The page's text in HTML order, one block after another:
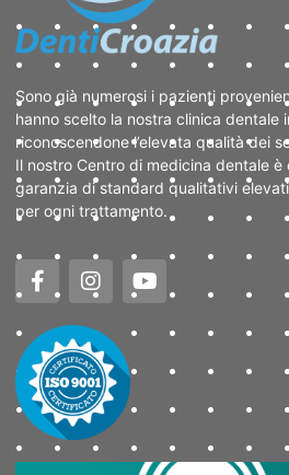
Sono già numerosi i pazienti
hanno scelto la nostra clinica dentale
riconoscendone l’elevata qualità dei
Il nostro Centro di medicina dentale è
garanzia di standard qualitativi
per ogni trattamento.